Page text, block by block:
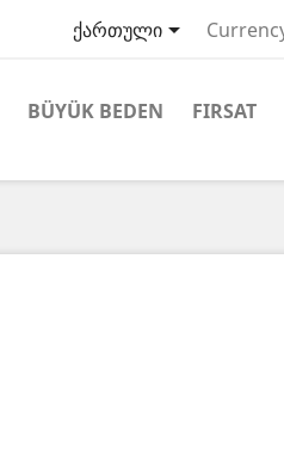
ქართული
BÜYÜK BEDEN FIRSAT